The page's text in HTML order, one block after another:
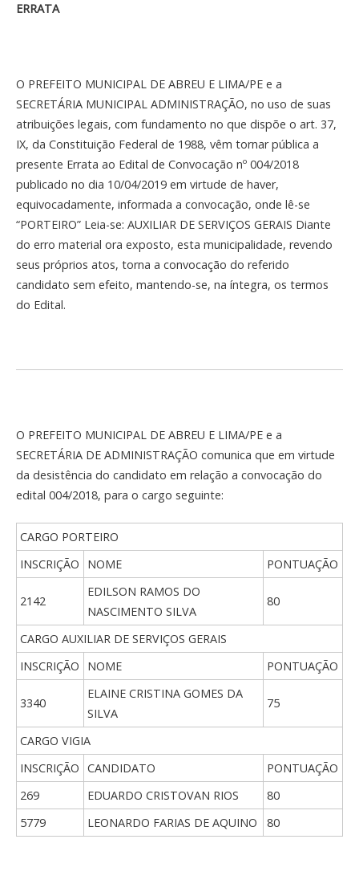
ERRATA
O PREFEITO MUNICIPAL DE ABREU E LIMA/PE e a
SECRETÁRIA MUNICIPAL ADMINISTRAÇÃO, no uso de suas
atribuições legais, com fundamento no que dispõe o art. 37,
IX, da Constituição Federal de 1988, vêm tornar pública a
presente Errata ao Edital de Convocação nº 004/2018
publicado no dia 10/04/2019 em virtude de haver,
equivocadamente, informada a convocação, onde lê-se
“PORTEIRO” Leia-se: AUXILIAR DE SERVIÇOS GERAIS Diante
do erro material ora exposto, esta municipalidade, revendo
seus próprios atos, torna a convocação do referido
candidato sem efeito, mantendo-se, na íntegra, os termos
do Edital.
O PREFEITO MUNICIPAL DE ABREU E LIMA/PE e a
SECRETÁRIA DE ADMINISTRAÇÃO comunica que em virtude
da desistência do candidato em relação a convocação do
edital 004/2018, para o cargo seguinte:
CARGO PORTEIRO
INSCRIÇÃO
NOME PONTUAÇÃO
2142
EDILSON RAMOS DO
NASCIMENTO SILVA
80
CARGO AUXILIAR DE SERVIÇOS GERAIS
INSCRIÇÃO
NOME PONTUAÇÃO
3340
ELAINE CRISTINA GOMES DA
SILVA
75
CARGO VIGIA
INSCRIÇÃO CANDIDATO
PONTUAÇÃO
269
EDUARDO CRISTOVAN RIOS
80
5779
LEONARDO FARIAS DE AQUINO 80